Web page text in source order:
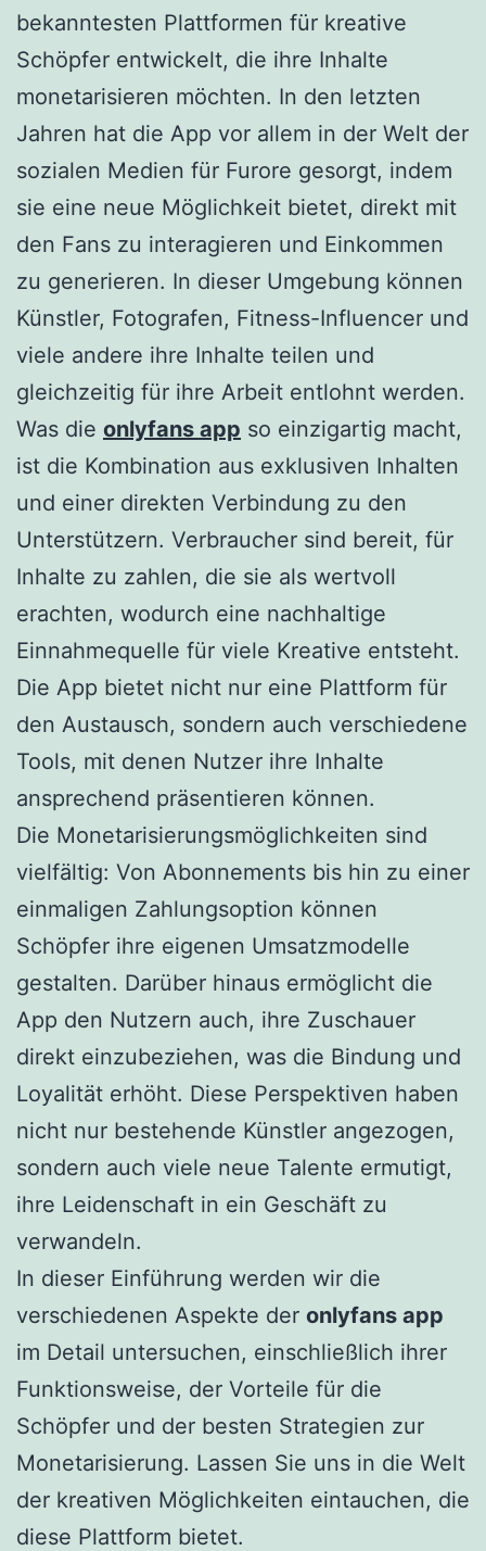
bekanntesten Plattformen für kreative
Schöpfer entwickelt, die ihre Inhalte
monetarisieren möchten. In den letzten
Jahren hat die App vor allem in der Welt der
sozialen Medien für Furore gesorgt, indem
sie eine neue Möglichkeit bietet, direkt mit
den Fans zu interagieren und Einkommen
zu generieren. In dieser Umgebung können
Künstler, Fotografen, Fitness-Influencer und
viele andere ihre Inhalte teilen und
gleichzeitig für ihre Arbeit entlohnt werden.
Was die onlyfans app so einzigartig macht,
ist die Kombination aus exklusiven Inhalten
und einer direkten Verbindung zu den
Unterstützern. Verbraucher sind bereit, für
Inhalte zu zahlen, die sie als wertvoll
erachten, wodurch eine nachhaltige
Einnahmequelle für viele Kreative entsteht.
Die App bietet nicht nur eine Plattform für
den Austausch, sondern auch verschiedene
Tools, mit denen Nutzer ihre Inhalte
ansprechend präsentieren können.
Die Monetarisierungsmöglichkeiten sind
vielfältig: Von Abonnements bis hin zu einer
einmaligen Zahlungsoption können
Schöpfer ihre eigenen Umsatzmodelle
gestalten. Darüber hinaus ermöglicht die
App den Nutzern auch, ihre Zuschauer
direkt einzubeziehen, was die Bindung und
Loyalität erhöht. Diese Perspektiven haben
nicht nur bestehende Künstler angezogen,
sondern auch viele neue Talente ermutigt,
ihre Leidenschaft in ein Geschäft zu
verwandeln.
In dieser Einführung werden wir die
verschiedenen Aspekte der onlyfans app
im Detail untersuchen, einschließlich ihrer
Funktionsweise, der Vorteile für die
Schöpfer und der besten Strategien zur
Monetarisierung. Lassen Sie uns in die Welt
der kreativen Möglichkeiten eintauchen, die
diese Plattform bietet.